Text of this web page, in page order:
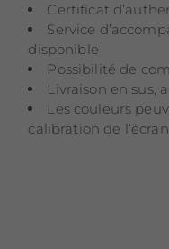
Certificat
Service
disponible
Possibilité de
Livraison en sus,
Les couleurs
calibration de l’écran